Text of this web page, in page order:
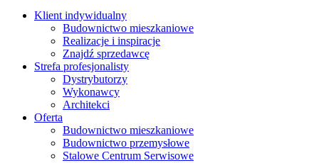
Klient indywidualny
Budownictwo mieszkaniowe
Realizacje i inspiracje
Znajdź sprzedawcę
Strefa profesjonalisty
Dystrybutorzy
Wykonawcy
Architekci
Oferta
Budownictwo mieszkaniowe
Budownictwo przemysłowe
Stalowe Centrum Serwisowe